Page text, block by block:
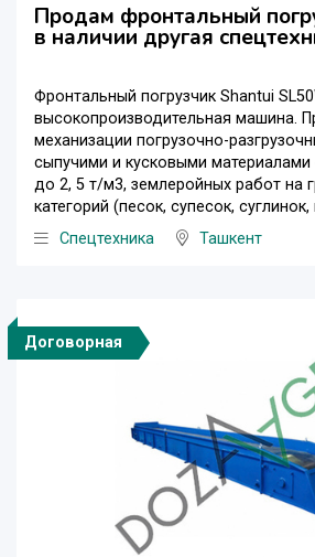
Продам фронтальный
в наличии другая
Фронтальный погрузчик Shantui
высокопроизводительная машина.
механизации погрузочно-
сыпучими и кусковыми
до 2, 5 т/м3, землеройных работ на
категорий (песок, супесок, суглинок,
Спецтехника
Ташкент
Договорная